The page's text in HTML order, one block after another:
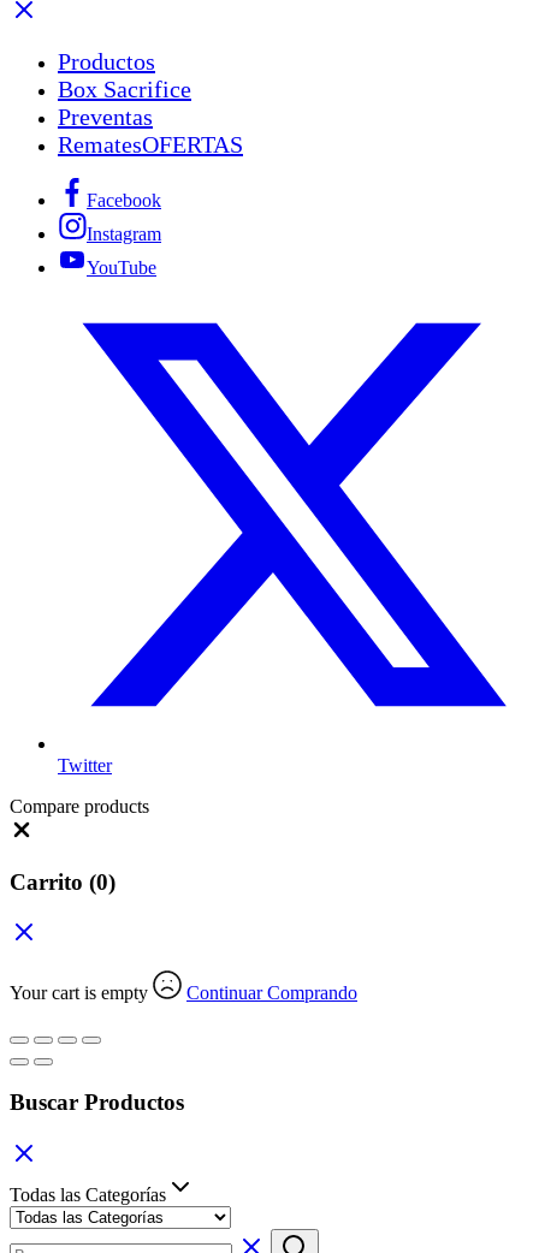
Productos
Box Sacrifice
Preventas
RematesOFERTAS
Facebook
Instagram
YouTube
Twitter
Compare products
Carrito (0)
Your cart is empty Continuar Comprando
Buscar Productos
Todas las Categorías